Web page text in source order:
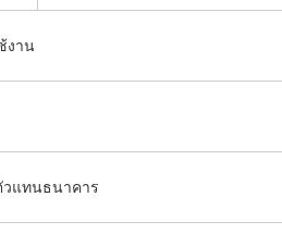
งาน
วแทนธนาคาร